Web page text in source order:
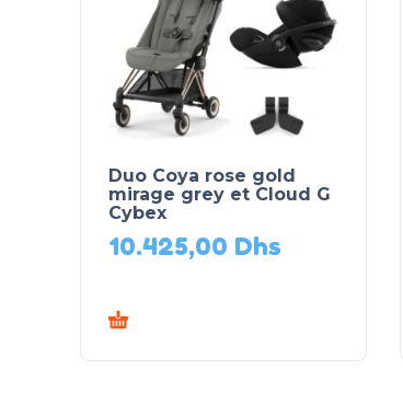
Duo Coya rose gold
mirage grey et Cloud G
Cybex
10.425,00 Dhs